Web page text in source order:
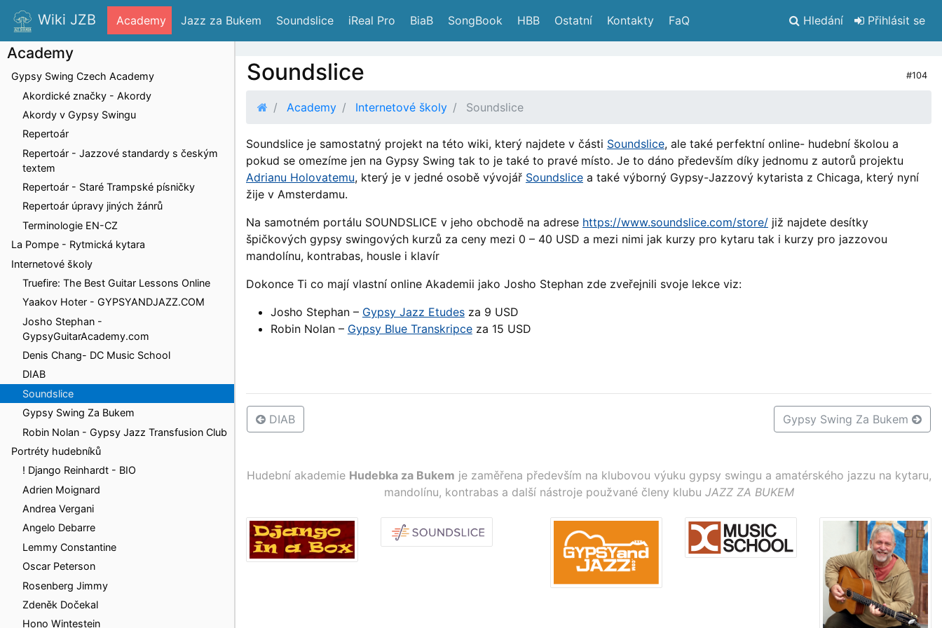
Wiki JZB Academy Jazz za Bukem Soundslice iReal Pro BiaB SongBook HBB Ostatní Kontakty FaQ Hledání Přihlásit se
Academy
Gypsy Swing Czech Academy
Akordické značky - Akordy
Akordy v Gypsy Swingu
Repertoár
Repertoár - Jazzové standardy s českým
textem
Repertoár - Staré Trampské písničky
Repertoár úpravy jiných žánrů
Terminologie EN-CZ
La Pompe - Rytmická kytara
Internetové školy
Truefire: The Best Guitar Lessons Online
Yaakov Hoter - GYPSYANDJAZZ.COM
Josho Stephan -
GypsyGuitarAcademy.com
Denis Chang- DC Music School
DIAB
Soundslice
Gypsy Swing Za Bukem
Robin Nolan - Gypsy Jazz Transfusion Club
Portréty hudebníků
! Django Reinhardt - BIO
Adrien Moignard
Andrea Vergani
Angelo Debarre
Lemmy Constantine
Oscar Peterson
Rosenberg Jimmy
Zdeněk Dočekal
Hono Wintestein
Soundslice #104
Academy Internetové školy Soundslice
Soundslice je samostatný projekt na této wiki, který najdete v části Soundslice, ale také perfektní online- hudební školou a
pokud se omezíme jen na Gypsy Swing tak to je také to pravé místo. Je to dáno především díky jednomu z autorů projektu
Adrianu Holovatemu, který je v jedné osobě vývojář Soundslice a také výborný Gypsy-Jazzový kytarista z Chicaga, který nyní
žije v Amsterdamu.
Na samotném portálu SOUNDSLICE v jeho obchodě na adrese https://www.soundslice.com/store/ již najdete desítky
špičkových gypsy swingových kurzů za ceny mezi 0 – 40 USD a mezi nimi jak kurzy pro kytaru tak i kurzy pro jazzovou
mandolínu, kontrabas, housle i klavír
Dokonce Ti co mají vlastní online Akademii jako Josho Stephan zde zveřejnili svoje lekce viz:
Josho Stephan – Gypsy Jazz Etudesza 9 USD
Robin Nolan – Gypsy Blue Transkripceza 15 USD
DIAB Gypsy Swing Za Bukem
Hudební akademie Hudebka za Bukem je zaměřena především na klubovou výuku gypsy swingu a amatérského jazzu na kytaru,
mandolínu, kontrabas a další nástroje použvané členy klubu JAZZ ZA BUKEM